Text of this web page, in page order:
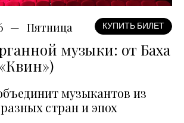
Пятница КУПИТЬ БИЛЕТ
музыки: от Баха
музыкантов из
стран и эпох